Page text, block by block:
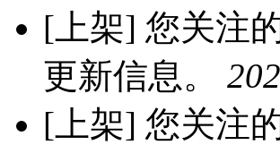
[上架] 您关注
更新信息。
[上架] 您关注